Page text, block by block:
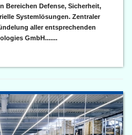
Bereichen Defense, Sicherheit,
Systemlösungen. Zentraler
aller entsprechenden
GmbH.......